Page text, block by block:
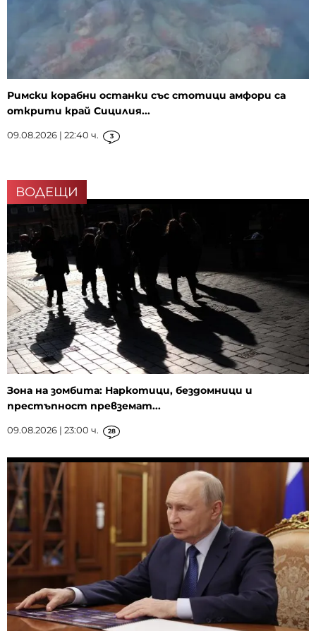
Римски корабни останки със стотици амфори са
открити край Сицилия...
09.08.2026 | 22:40 ч. 3
ВОДЕЩИ
Зона на зомбита: Наркотици, бездомници и
престъпност превземат...
09.08.2026 | 23:00 ч. 28